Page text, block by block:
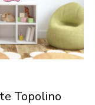
Topolino